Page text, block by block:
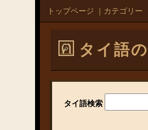
トップページ カテゴリー
タイ語
タイ語検索